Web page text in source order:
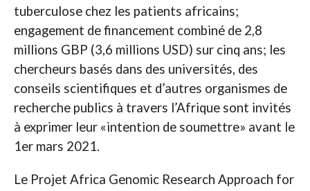
tuberculose chez les patients africains;
engagement de financement combiné de 2,8
millions GBP (3,6 millions USD) sur cinq ans; les
chercheurs basés dans des universités, des
conseils scientifiques et d’autres organismes de
recherche publics à travers l’Afrique sont invités
à exprimer leur «intention de soumettre» avant le
1er mars 2021.
Le Projet Africa Genomic Research Approach for